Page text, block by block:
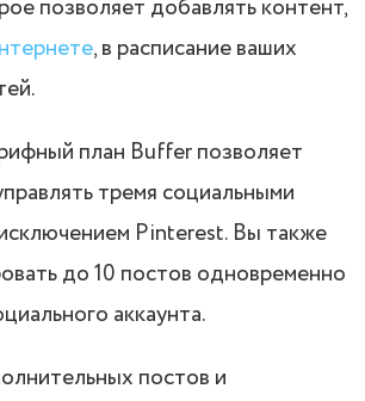
позволяет добавлять контент,
, в расписание ваших
план Buffer позволяет
тремя социальными
Pinterest. Вы также
до 10 постов одновременно
аккаунта.
постов и